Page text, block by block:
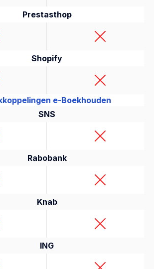
Prestasthop
Shopify
e-Boekhouden
SNS
Rabobank
Knab
ING